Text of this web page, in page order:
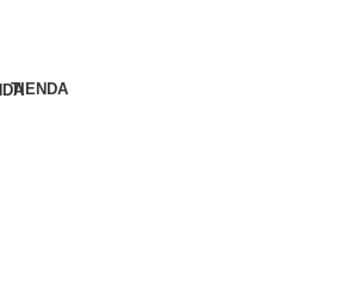
TIENDA